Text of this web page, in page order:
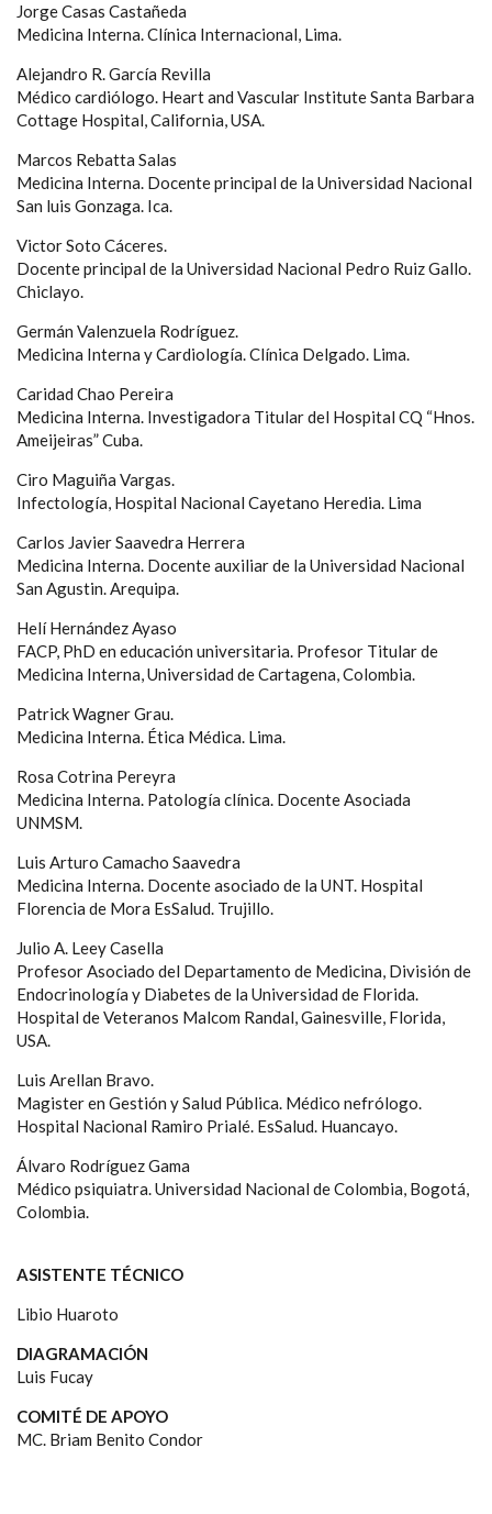
Jorge Casas Castañeda
Medicina Interna. Clínica Internacional, Lima.
Alejandro R. García Revilla
Médico cardiólogo. Heart and Vascular Institute Santa Barbara
Cottage Hospital, California, USA.
Marcos Rebatta Salas
Medicina Interna. Docente principal de la Universidad Nacional
San luis Gonzaga. Ica.
Victor Soto Cáceres.
Docente principal de la Universidad Nacional Pedro Ruiz Gallo.
Chiclayo.
Germán Valenzuela Rodríguez.
Medicina Interna y Cardiología. Clínica Delgado. Lima.
Caridad Chao Pereira
Medicina Interna. Investigadora Titular del Hospital CQ “Hnos.
Ameijeiras” Cuba.
Ciro Maguiña Vargas.
Infectología, Hospital Nacional Cayetano Heredia. Lima
Carlos Javier Saavedra Herrera
Medicina Interna. Docente auxiliar de la Universidad Nacional
San Agustin. Arequipa.
Helí Hernández Ayaso
FACP, PhD en educación universitaria. Profesor Titular de
Medicina Interna, Universidad de Cartagena, Colombia.
Patrick Wagner Grau.
Medicina Interna. Ética Médica. Lima.
Rosa Cotrina Pereyra
Medicina Interna. Patología clínica. Docente Asociada
UNMSM.
Luis Arturo Camacho Saavedra
Medicina Interna. Docente asociado de la UNT. Hospital
Florencia de Mora EsSalud. Trujillo.
Julio A. Leey Casella
Profesor Asociado del Departamento de Medicina, División de
Endocrinología y Diabetes de la Universidad de Florida.
Hospital de Veteranos Malcom Randal, Gainesville, Florida,
USA.
Luis Arellan Bravo.
Magister en Gestión y Salud Pública. Médico nefrólogo.
Hospital Nacional Ramiro Prialé. EsSalud. Huancayo.
Álvaro Rodríguez Gama
Médico psiquiatra. Universidad Nacional de Colombia, Bogotá,
Colombia.
ASISTENTE TÉCNICO
Libio Huaroto
DIAGRAMACIÓN
Luis Fucay
COMITÉ DE APOYO
MC. Briam Benito Condor